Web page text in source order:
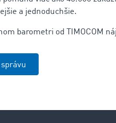
a jednoduchšie.
barometri od TIMOCOM